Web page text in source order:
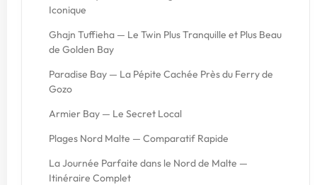
Iconique
Ghajn Tuffieha — Le Twin Plus Tranquille et Plus Beau
de Golden Bay
Paradise Bay — La Pépite Cachée Près du Ferry de
Gozo
Armier Bay — Le Secret Local
Plages Nord Malte — Comparatif Rapide
La Journée Parfaite dans le Nord de Malte —
Itinéraire Complet